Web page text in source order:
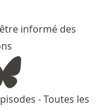
informé des
-Toutes les